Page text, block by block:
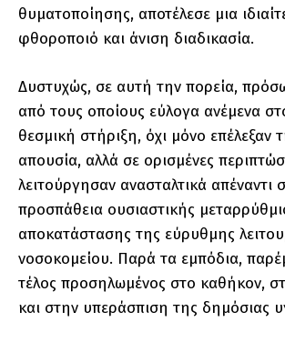
θυματοποίησης, αποτέλεσε μια
φθοροποιό και άνιση διαδικασία.
Δυστυχώς, σε αυτή την πορεία,
από τους οποίους εύλογα ανέμενα
θεσμική στήριξη, όχι μόνο επέλεξαν
απουσία, αλλά σε ορισμένες
λειτούργησαν ανασταλτικά απέναντι
προσπάθεια ουσιαστικής
αποκατάστασης της εύρυθμης
νοσοκομείου. Παρά τα εμπόδια,
τέλος προσηλωμένος στο καθήκον,
και στην υπεράσπιση της δημόσιας